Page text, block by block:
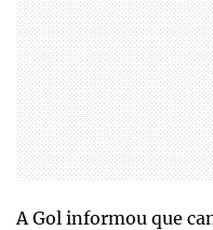
A Gol informou que